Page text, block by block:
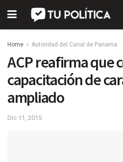
Home Autoridad del Canal de Panama
ACP reafirma que
capacitación de
ampliado
Dic 11, 2015